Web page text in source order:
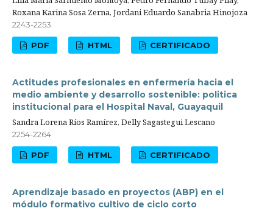
Roxana Karina Sosa Zerna, Jordani Eduardo Sanabria Hinojoza
2243-2253
PDF HTML CERTIFICADO
Actitudes profesionales en enfermería hacia el
medio ambiente y desarrollo sostenible: politica
institucional para el Hospital Naval, Guayaquil
Sandra Lorena Ríos Ramírez, Delly Sagastegui Lescano
2254-2264
PDF HTML CERTIFICADO
Aprendizaje basado en proyectos (ABP) en el
módulo formativo cultivo de ciclo corto